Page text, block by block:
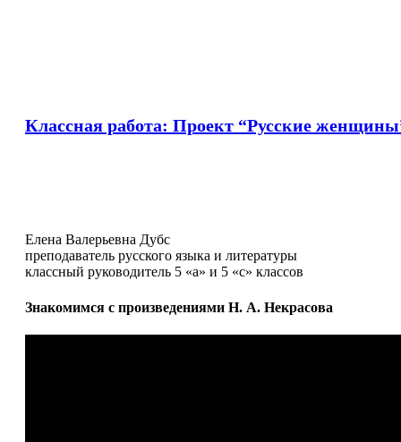
Классная работа: Проект “Русские
Елена Валерьевна Дубс
преподаватель русского языка и литературы
классный руководитель 5 «а» и 5 «с» классов
Знакомимся с произведениями Н. А. Некрасова